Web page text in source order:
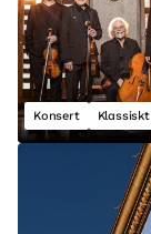
Konsert Klassiskt